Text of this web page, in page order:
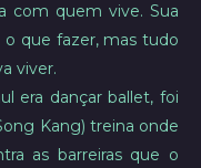
com quem vive. Sua
que fazer, mas tudo
viver.
era dançar ballet, foi
Kang) treina onde
as barreiras que o